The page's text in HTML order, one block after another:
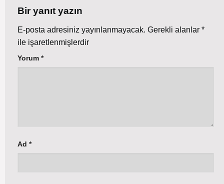
Bir yanıt yazın
E-posta adresiniz yayınlanmayacak. Gerekli alanlar *
ile işaretlenmişlerdir
Yorum *
Ad *